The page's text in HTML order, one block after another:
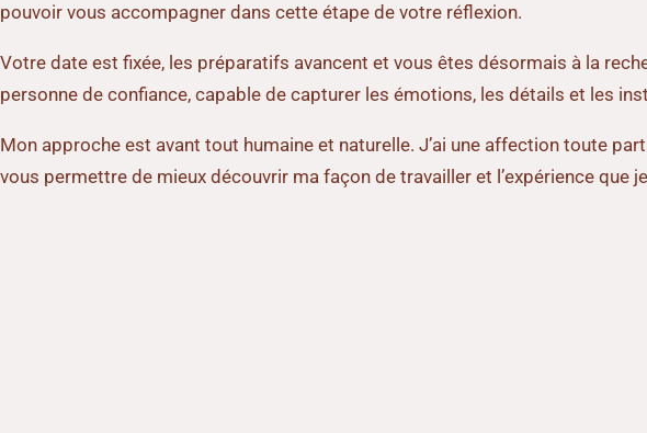
pouvoir vous accompagner dans cette étape de votre réflexion.
Votre date est fixée, les préparatifs avancent et vous êtes désormais à la
personne de confiance, capable de capturer les émotions, les détails et les
Mon approche est avant tout humaine et naturelle. J’ai une affection toute
vous permettre de mieux découvrir ma façon de travailler et l’expérience